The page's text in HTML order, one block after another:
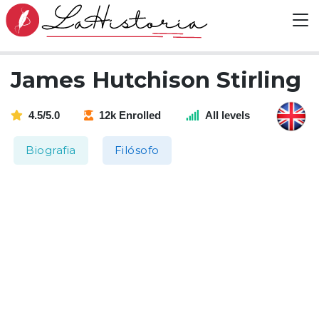
James Hutchison Stirling
4.5/5.0 12k Enrolled All levels
Biografia Filósofo